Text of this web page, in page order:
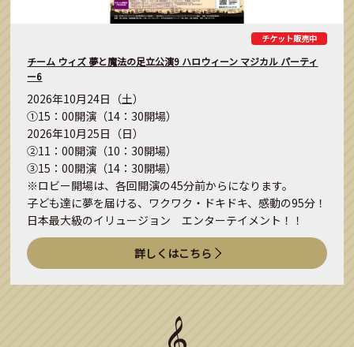
チケット販売中
チーム ウィズ 夢と魔法の足立公演9 ハロウィーン マジカル パーティ
ー6
2026年10月24日（土）
①15：00開演（14：30開場）
2026年10月25日（日）
②11：00開演（10：30開場）
③15：00開演（14：30開場）
※ロビー開場は、各回開演の45分前からになります。
子ども達に夢を届ける、ワクワク・ドキドキ、感動の95分！
日本最大級のイリュージョン エンターテイメント！！
詳しくはこちら